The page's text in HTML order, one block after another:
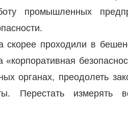
промышленных
скорее проходили в
органах, преодолеть
Перестать измерять